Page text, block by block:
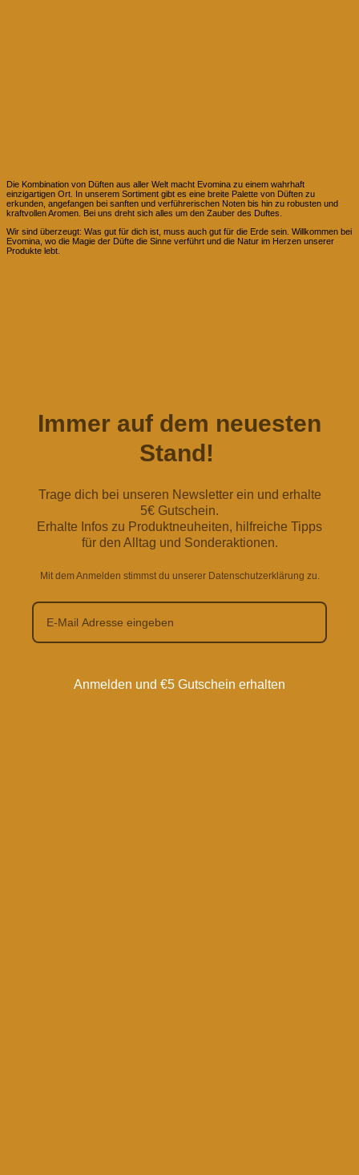
Die Kombination von Düften aus aller Welt macht Evomina zu einem wahrhaft
einzigartigen Ort. In unserem Sortiment gibt es eine breite Palette von Düften zu
erkunden, angefangen bei sanften und verführerischen Noten bis hin zu robusten und
kraftvollen Aromen. Bei uns dreht sich alles um den Zauber des Duftes.
Wir sind überzeugt: Was gut für dich ist, muss auch gut für die Erde sein. Willkommen bei
Evomina, wo die Magie der Düfte die Sinne verführt und die Natur im Herzen unserer
Produkte lebt.
Immer auf dem neuesten
Stand!
Trage dich bei unseren Newsletter ein und erhalte
5€ Gutschein.
Erhalte Infos zu Produktneuheiten, hilfreiche Tipps
für den Alltag und Sonderaktionen.
Mit dem Anmelden stimmst du unserer Datenschutzerklärung zu.
Anmelden und €5 Gutschein erhalten